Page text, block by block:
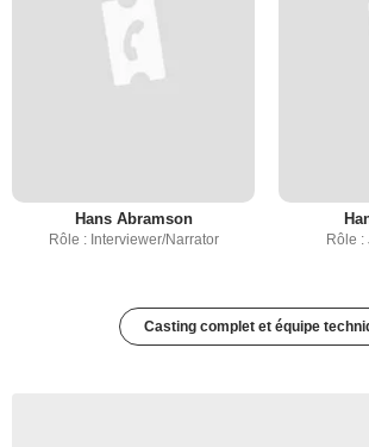
Hans Abramson
Rôle : Interviewer/Narrator Rôle
Casting complet et équipe